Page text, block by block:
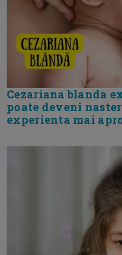
Cezariana blanda
poate deveni
experienta mai